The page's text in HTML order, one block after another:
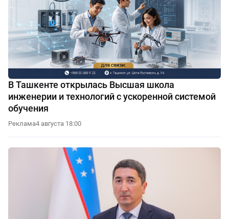
В Ташкенте открылась Высшая школа
инженерии и технологий с ускоренной системой
обучения
Реклама4 августа 18:00